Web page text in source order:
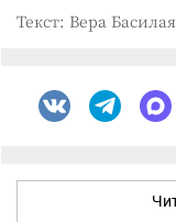
Текст: Вера Басилая